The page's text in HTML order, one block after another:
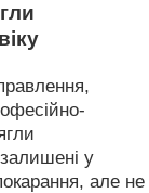
у
але не